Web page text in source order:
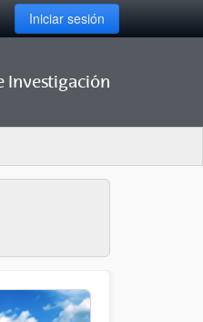
Iniciar sesión
Investigación